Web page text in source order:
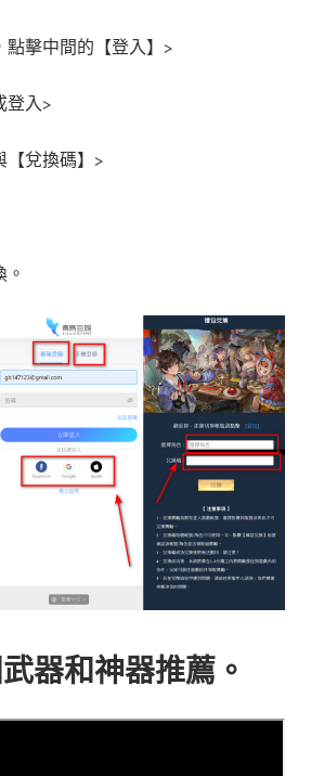
擊中間的【登入】>
登入>
【兌換碼】>
武器和神器推薦。